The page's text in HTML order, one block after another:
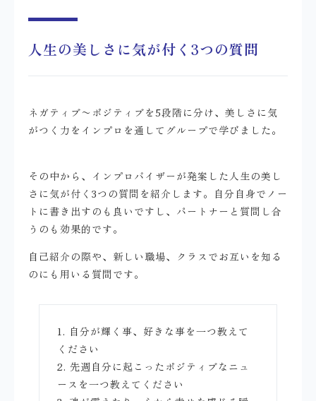
人生の美しさに気が付く3つの質問
ネガティブ〜ポジティブを5段階に分け、美しさに気
がつく力をインプロを通してグループで学びました。
その中から、インプロバイザーが発案した人生の美し
さに気が付く3つの質問を紹介します。自分自身でノー
トに書き出すのも良いですし、パートナーと質問し合
うのも効果的です。
自己紹介の際や、新しい職場、クラスでお互いを知る
のにも用いる質問です。
1. 自分が輝く事、好きな事を一つ教えて
ください
2. 先週自分に起こったポジティブなニュ
ースを一つ教えてください